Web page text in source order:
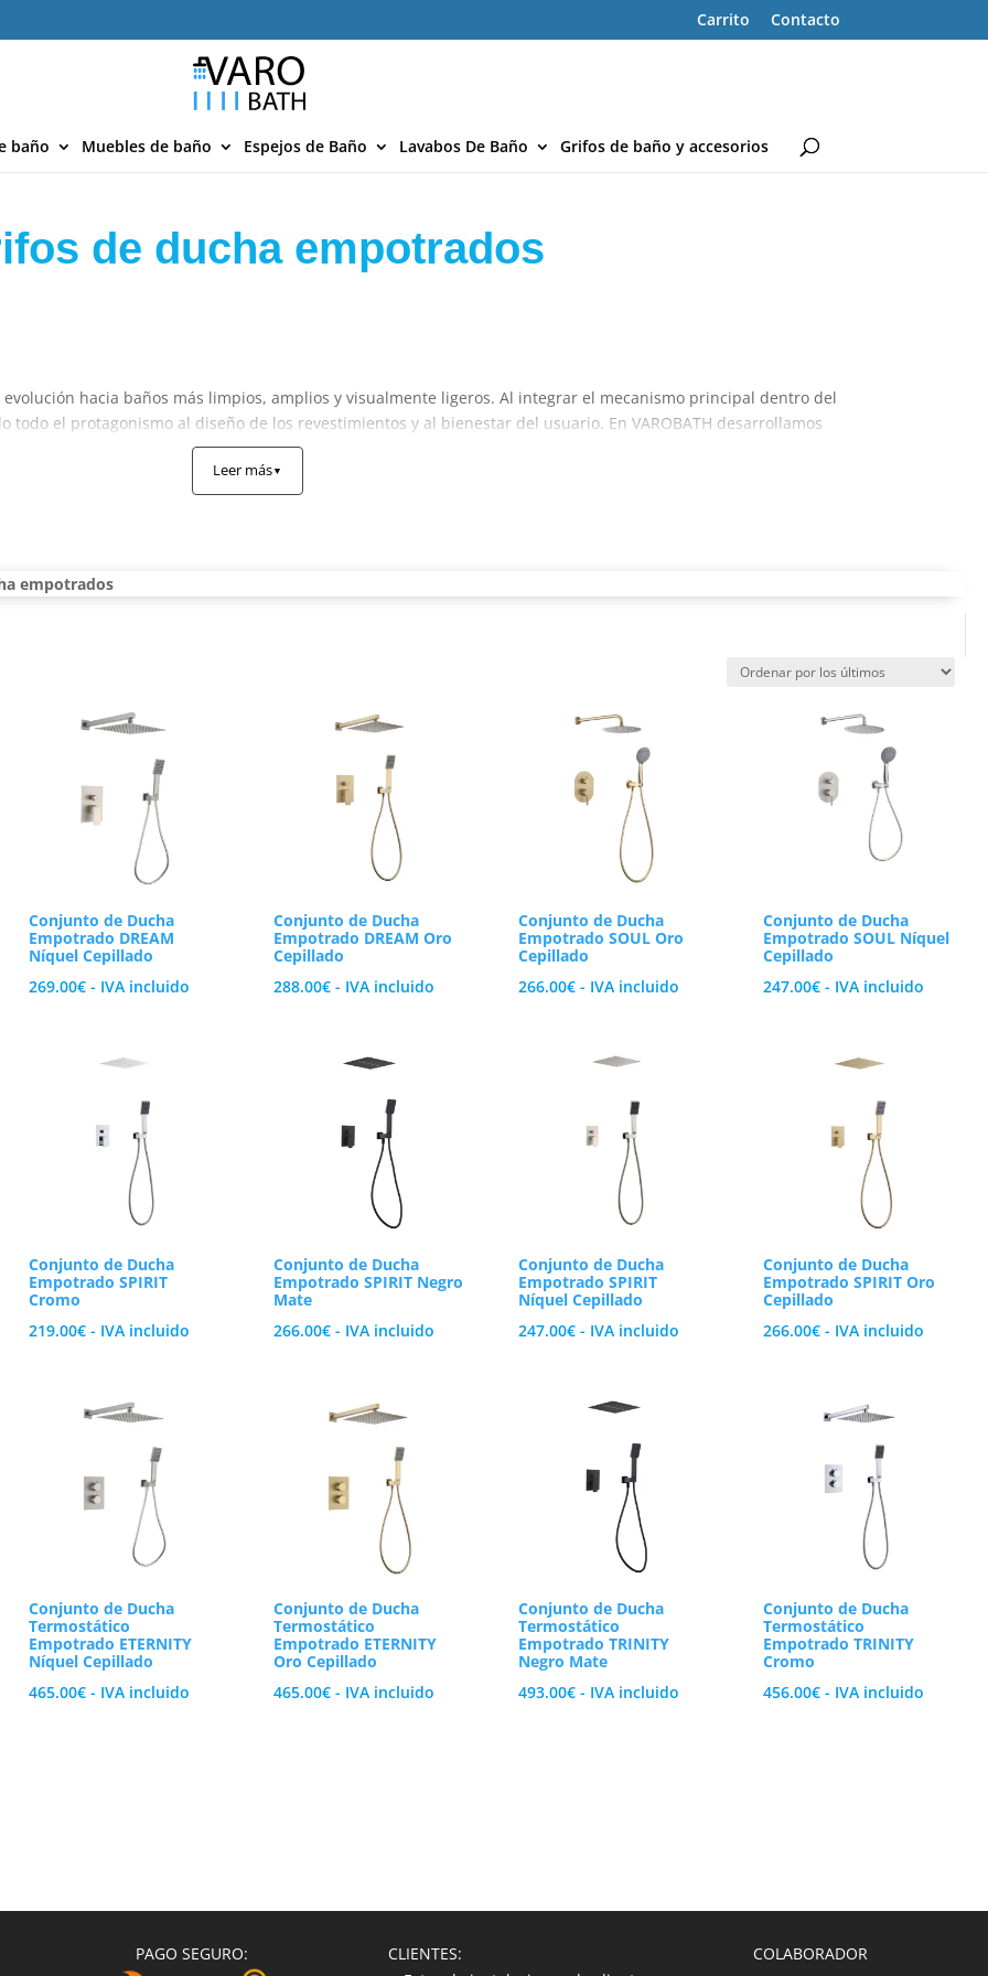
Carrito
Contacto
baño Muebles de baño Espejos de Baño Lavabos De Baño Grifos de baño y accesorios
de ducha empotrados
hacia baños más limpios, amplios y visualmente ligeros. Al integrar el mecanismo principal dentro del
el protagonismo al diseño de los revestimientos y al bienestar del usuario. En VAROBATH desarrollamos
pared que garantizan un rendimiento técnico impecable y una estética premium.
Espacios más despejados y confort a tu medida
de forma flexible con diferentes elementos. Puedes configurar tu espacio con un gran rociador superior
es el principal freno al elegir este tipo de grifería de pared. Por ello, en VAROBATH utilizamos cuerpos de
un metal extremadamente resistente que soporta la presión continua y evita la corrosión. Nuestros
el paso del agua de manera estanca, eliminando los goteos en tu cuarto de baño.
elementos sometidos a desgaste puedan revisarse cómodamente desde el exterior, retirando el embellecedor
reforma. Disponemos de acabados muy demandados como el cromo brillante tradicional y el elegante negro
mate de alta resistencia a la cal.
de VAROBATH, pásate al diseño minimalista y transforma por completo tu experiencia bajo el agua.
Leer más▼
empotrados
Conjunto de Ducha
Empotrado DREAM
Níquel Cepillado
269.00€ - IVA incluido
Conjunto de Ducha
Empotrado DREAM Oro
Cepillado
288.00€ - IVA incluido
Conjunto de Ducha
Empotrado SOUL Oro
Cepillado
266.00€ - IVA incluido
Conjunto de Ducha
Empotrado SOUL Níquel
Cepillado
247.00€ - IVA incluido
Conjunto de Ducha
Empotrado SPIRIT
Cromo
219.00€ - IVA incluido
Conjunto de Ducha
Empotrado SPIRIT Negro
Mate
266.00€ - IVA incluido
Conjunto de Ducha
Empotrado SPIRIT
Níquel Cepillado
247.00€ - IVA incluido
Conjunto de Ducha
Empotrado SPIRIT Oro
Cepillado
266.00€ - IVA incluido
Conjunto de Ducha
Termostático
Empotrado ETERNITY
Níquel Cepillado
465.00€ - IVA incluido
Conjunto de Ducha
Termostático
Empotrado ETERNITY
Oro Cepillado
465.00€ - IVA incluido
Conjunto de Ducha
Termostático
Empotrado TRINITY
Negro Mate
493.00€ - IVA incluido
Conjunto de Ducha
Termostático
Empotrado TRINITY
Cromo
456.00€ - IVA incluido
PAGO SEGURO:
CLIENTES:
COLABORADOR